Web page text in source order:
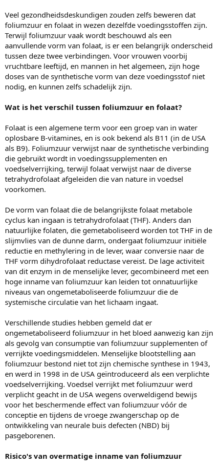
Veel gezondheidsdeskundigen zouden zelfs beweren dat
foliumzuur en folaat in wezen dezelfde voedingsstoffen zijn.
Terwijl foliumzuur vaak wordt beschouwd als een
aanvullende vorm van folaat, is er een belangrijk onderscheid
tussen deze twee verbindingen. Voor vrouwen voorbij
vruchtbare leeftijd, en mannen in het algemeen, zijn hoge
doses van de synthetische vorm van deze voedingsstof niet
nodig, en kunnen zelfs schadelijk zijn.
Wat is het verschil tussen foliumzuur en folaat?
Folaat is een algemene term voor een groep van in water
oplosbare B-vitamines, en is ook bekend als B11 (in de USA
als B9). Foliumzuur verwijst naar de synthetische verbinding
die gebruikt wordt in voedingssupplementen en
voedselverrijking, terwijl folaat verwijst naar de diverse
tetrahydrofolaat afgeleiden die van nature in voedsel
voorkomen.
De vorm van folaat die de belangrijkste folaat metabole
cyclus kan ingaan is tetrahydrofolaat (THF). Anders dan
natuurlijke folaten, die gemetaboliseerd worden tot THF in de
slijmvlies van de dunne darm, ondergaat foliumzuur initiële
reductie en methylering in de lever, waar conversie naar de
THF vorm dihydrofolaat reductase vereist. De lage activiteit
van dit enzym in de menselijke lever, gecombineerd met een
hoge inname van foliumzuur kan leiden tot onnatuurlijke
niveaus van ongemetaboliseerde foliumzuur die de
systemische circulatie van het lichaam ingaat.
Verschillende studies hebben gemeld dat er
ongemetaboliseerd foliumzuur in het bloed aanwezig kan zijn
als gevolg van consumptie van foliumzuur supplementen of
verrijkte voedingsmiddelen. Menselijke blootstelling aan
foliumzuur bestond niet tot zijn chemische synthese in 1943,
en werd in 1998 in de USA geïntroduceerd als een verplichte
voedselverrijking. Voedsel verrijkt met foliumzuur werd
verplicht geacht in de USA wegens overweldigend bewijs
voor het beschermende effect van foliumzuur vóór de
conceptie en tijdens de vroege zwangerschap op de
ontwikkeling van neurale buis defecten (NBD) bij
pasgeborenen.
Risico's van overmatige inname van foliumzuur